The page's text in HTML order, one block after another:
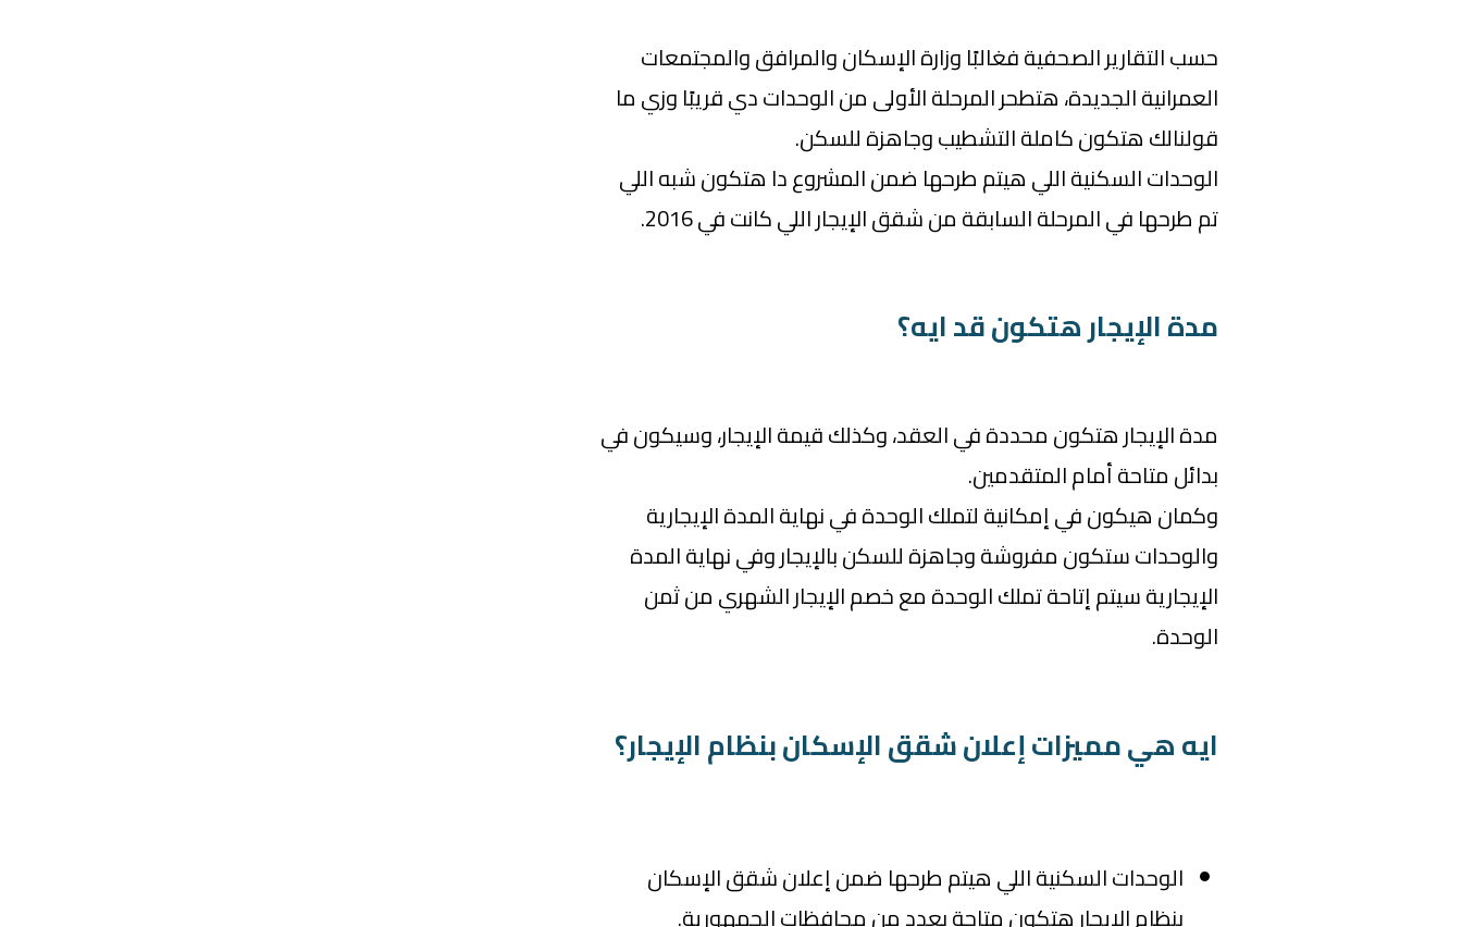
حسب التقارير الصحفية فغالبًا وزارة الإسكان والمرافق والمجتمعات
العمرانية الجديدة، هتطحر المرحلة الأولى من الوحدات دي قريبًا وزي ما
قولنالك هتكون كاملة التشطيب وجاهزة للسكن.
الوحدات السكنية اللي هيتم طرحها ضمن المشروع دا هتكون شبه اللي
تم طرحها في المرحلة السابقة من شقق الإيجار اللي كانت في 2016.
مدة الإيجار هتكون قد ايه؟
مدة الإيجار هتكون محددة في العقد، وكذلك قيمة الإيجار، وسيكون في
بدائل متاحة أمام المتقدمين.
وكمان هيكون في إمكانية لتملك الوحدة في نهاية المدة الإيجارية
والوحدات ستكون مفروشة وجاهزة للسكن بالإيجار وفي نهاية المدة
الإيجارية سيتم إتاحة تملك الوحدة مع خصم الإيجار الشهري من ثمن
الوحدة.
ايه هي مميزات إعلان شقق الإسكان بنظام الإيجار؟
الوحدات السكنية اللي هيتم طرحها ضمن إعلان شقق الإسكان
بنظام الإيجار هتكون متاحة بعدد من محافظات الجمهورية.